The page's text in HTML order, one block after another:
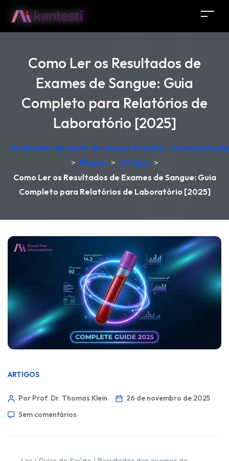
Como Ler os Resultados de
Exames de Sangue: Guia
Completo para Relatórios de
Laboratório [2025]
Analisador de teste de sangue AI grátis –
> Blogue > Artigos >
Como Ler os Resultados de Exames de Sangue: Guia
Completo para Relatórios de Laboratório [2025]
ARTIGOS
Por Prof. Dr. Thomas Klein
26 de novembro de 2025
Sem comentários